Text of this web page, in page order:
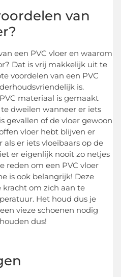
van
een PVC vloer en waarom
Dat is vrij makkelijk uit te
voordelen van een PVC
is.
materiaal is gemaakt
dweilen wanneer er iets
gevallen of de vloer gewoon
vloer hebt blijven er
er iets vloeibaars op de
er eigenlijk nooit zo netjes
reden om een PVC vloer
is ook belangrijk! Deze
kracht om zich aan te
Het houd dus je
vieze schoenen nodig
dus!